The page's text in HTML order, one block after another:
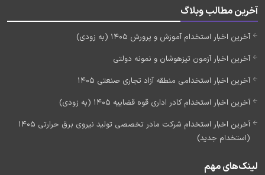
آخرین مطالب وبلاگ
آخرین اخبار استخدام آموزش و پرورش 1405 (به زودی)
آخرین اخبار آزمون تیزهوشان و نمونه دولتی
آخرین اخبار استخدامی منطقه آزاد تجاری صنعتی 1405
آخرین اخبار استخدام کادر اداری قوه قضاییه 1405 (به زودی)
آخرین اخبار استخدام شرکت مادر تخصصی تولید نیروی برق حرارتی 1405
(استخدام جدید)
لینک‌های مهم